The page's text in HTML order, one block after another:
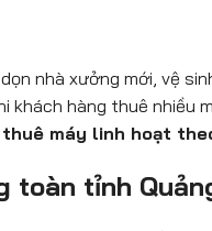
nhà xưởng mới, vệ
khách hàng thuê nhiều
thuê máy linh hoạt
toàn tỉnh